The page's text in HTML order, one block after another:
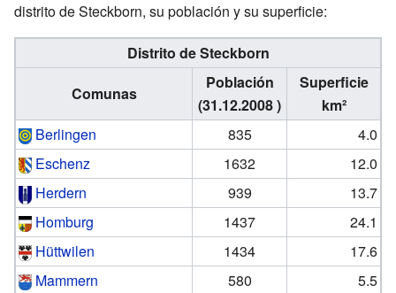
distrito de Steckborn, su población y su superficie:
Distrito de Steckborn
Comunas
Población
(31.12.2008 )
Superficie
km²
Berlingen
835
4.0
Eschenz
1632
12.0
Herdern
939
13.7
Homburg
1437
24.1
Hüttwilen
1434
17.6
Mammern
580
5.5